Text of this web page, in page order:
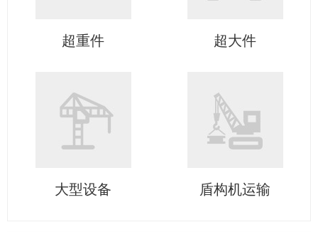
超重件 超大件
大型设备 盾构机运输